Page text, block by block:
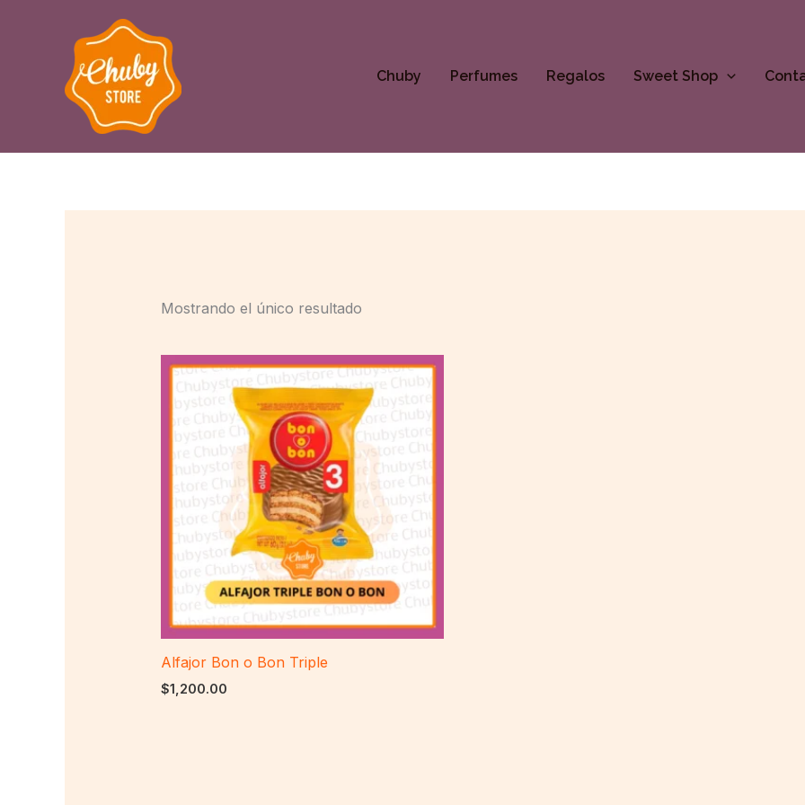
Chuby Perfumes Regalos Sweet Shop
Mostrando el único resultado
Alfajor Bon o Bon Triple
$1,200.00